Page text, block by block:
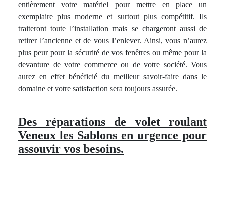
entièrement votre matériel pour mettre en place un
exemplaire plus moderne et surtout plus compétitif. Ils
traiteront toute l’installation mais se chargeront aussi de
retirer l’ancienne et de vous l’enlever. Ainsi, vous n’aurez
plus peur pour la sécurité de vos fenêtres ou même pour la
devanture de votre commerce ou de votre société. Vous
aurez en effet bénéficié du meilleur savoir-faire dans le
domaine et votre satisfaction sera toujours assurée.
Des réparations de volet roulant
Veneux les Sablons en urgence pour
assouvir vos besoins.